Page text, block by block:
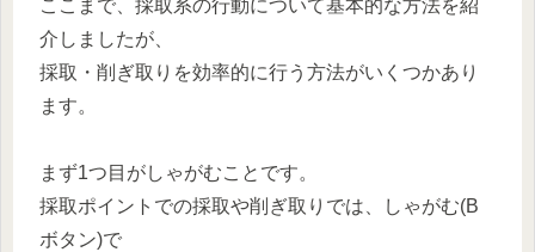
ここまで、採取系の行動について基本的な方法を紹
介しましたが、
採取・削ぎ取りを効率的に行う方法がいくつかあり
ます。
まず1つ目がしゃがむことです。
採取ポイントでの採取や削ぎ取りでは、しゃがむ(B
ボタン)で